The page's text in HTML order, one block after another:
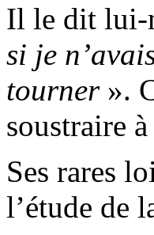
Il le dit lui-
si je
tourner».
soustraire
Ses rares
l’étude de